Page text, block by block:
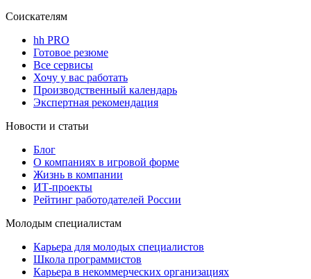
Соискателям
hh PRO
Готовое резюме
Все сервисы
Хочу у вас работать
Производственный календарь
Экспертная рекомендация
Новости и статьи
Блог
О компаниях в игровой форме
Жизнь в компании
ИТ-проекты
Рейтинг работодателей России
Молодым специалистам
Карьера для молодых специалистов
Школа программистов
Карьера в некоммерческих организациях